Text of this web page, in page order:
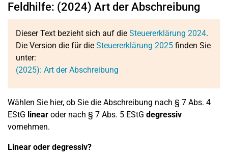
Feldhilfe: (2024) Art der Abschreibung
Dieser Text bezieht sich auf die Steuererklärung 2024.
Die Version die für die Steuererklärung 2025 finden Sie
unter:
(2025): Art der Abschreibung
Wählen Sie hier, ob Sie die Abschreibung nach § 7 Abs. 4
EStG linear oder nach § 7 Abs. 5 EStG degressiv
vornehmen.
Linear oder degressiv?